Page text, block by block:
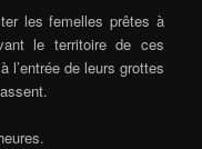
les femelles prêtes à
le territoire de ces
l’entrée de leurs grottes